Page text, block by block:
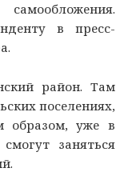
в пресс-
район. Там
поселениях,
образом, уже в
заняться